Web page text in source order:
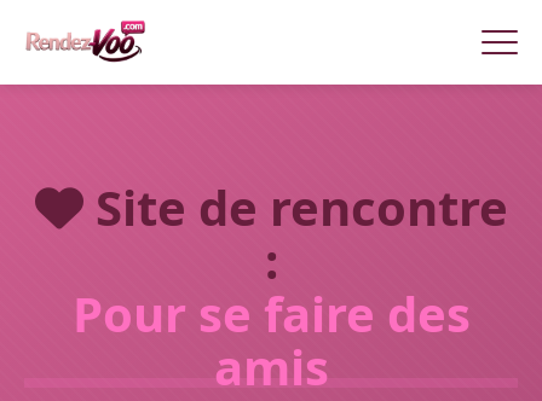
Site de rencontre
:
Pour se faire des
amis